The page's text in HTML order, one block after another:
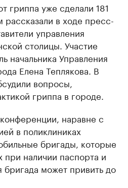
гриппа уже сделали 181
рассказали в ходе пресс-
управления
столицы. Участие
начальника Управления
Елена Теплякова. В
вопросы,
гриппа в городе.
наравне с
в поликлиниках
бригады, которые
наличии паспорта и
бригада может привить до